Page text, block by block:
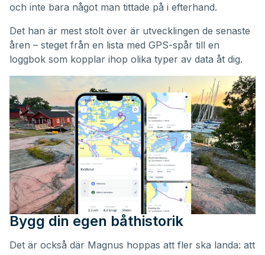
och inte bara något man tittade på i efterhand.
Det han är mest stolt över är utvecklingen de senaste
åren – steget från en lista med GPS-spår till en
loggbok som kopplar ihop olika typer av data åt dig.
Bygg din egen båthistorik
Det är också där Magnus hoppas att fler ska landa: att